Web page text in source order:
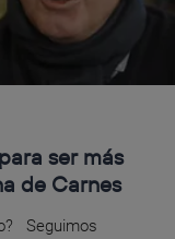
ser más
de Carnes
Seguimos